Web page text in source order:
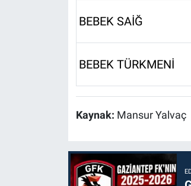
BEBEK SAİĞ
BEBEK TÜRKMENİ
Kaynak: Mansur Yalvaç